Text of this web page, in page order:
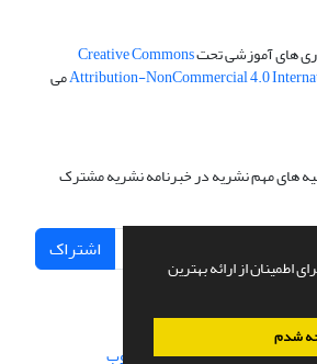
اطمینان از ارائه بهترین
شدم
های آموزشی تحتCreative Commons
Attribution-NonCommercial 4.0می
های مهم نشریه در خبرنامه نشریه مشترک
اشتراک
طراحی و پیاده سازی از سیناوب